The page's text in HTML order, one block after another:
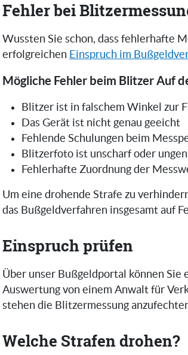
Fehler bei
Wussten Sie schon, dass fehlerhafte
erfolgreichen Einspruch im
Mögliche Fehler beim Blitzer Auf
Blitzer ist in falschem Winkel zur
Das Gerät ist nicht genau geeicht
Fehlende Schulungen beim
Blitzerfoto ist unscharf oder
Fehlerhafte Zuordnung der
Um eine drohende Strafe zu
das Bußgeldverfahren insgesamt auf
Einspruch prüfen
Über unser Bußgeldportal können Sie
Auswertung von einem Anwalt für
stehen die Blitzermessung
Welche Strafen drohen?